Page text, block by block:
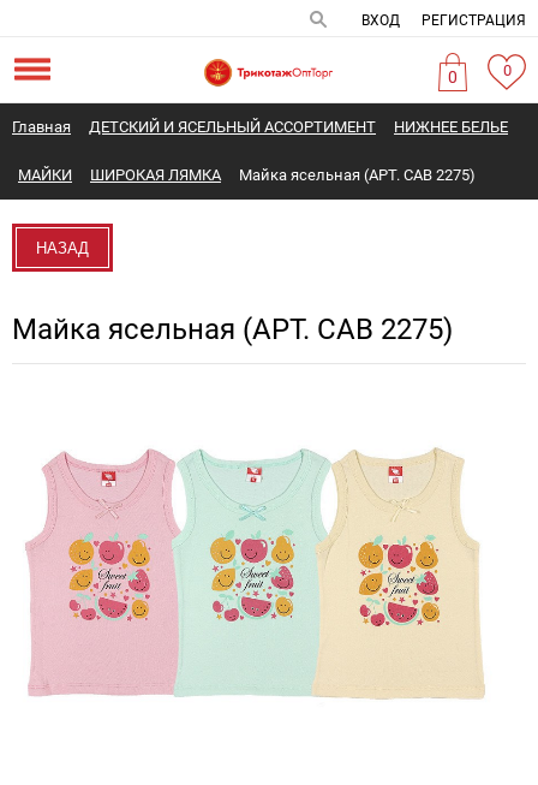
ВХОД РЕГИСТРАЦИЯ
0 0
Главная ДЕТСКИЙ И ЯСЕЛЬНЫЙ АССОРТИМЕНТ НИЖНЕЕ БЕЛЬЕ
МАЙКИ ШИРОКАЯ ЛЯМКА Майка ясельная (АРТ. CAB 2275)
НАЗАД
Майка ясельная (АРТ. CAB 2275)